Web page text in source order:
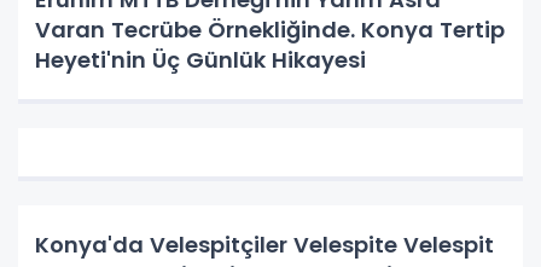
Varan Tecrübe Örnekliğinde. Konya Tertip
Heyeti'nin Üç Günlük Hikayesi
Konya'da Velespitçiler Velespite Velespit